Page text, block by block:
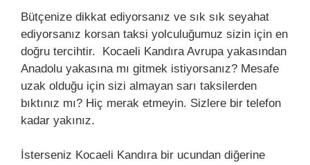
Bütçenize dikkat ediyorsanız ve sık sık seyahat
ediyorsanız korsan taksi yolculuğumuz sizin için en
doğru tercihtir. Kocaeli Kandıra Avrupa yakasından
Anadolu yakasına mı gitmek istiyorsanız? Mesafe
uzak olduğu için sizi almayan sarı taksilerden
bıktınız mı? Hiç merak etmeyin. Sizlere bir telefon
kadar yakınız.
İsterseniz Kocaeli Kandıra bir ucundan diğerine